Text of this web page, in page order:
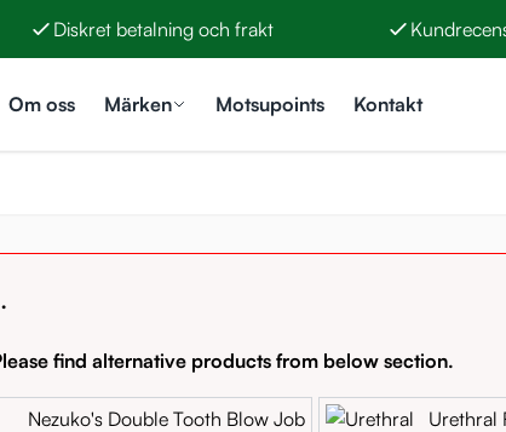
Diskret betalning och frakt
Om oss Märken Motsupoints Kontakt
find alternative products from below section.
Nezuko's Double Tooth Blow Job Urethral